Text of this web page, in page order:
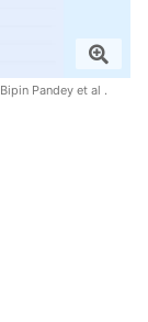
Bipin Pandey et al .